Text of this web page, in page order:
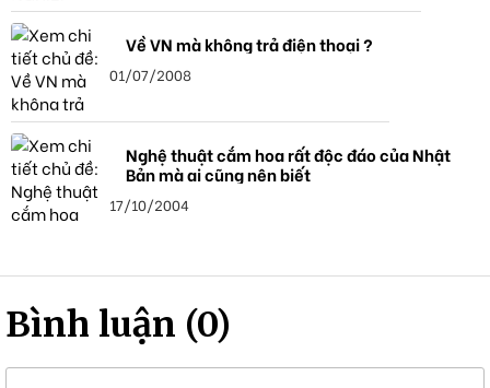
Về VN mà không trả điện thoại ?
01/07/2008
Nghệ thuật cắm hoa rất độc đáo của Nhật
Bản mà ai cũng nên biết
17/10/2004
Bình luận (0)